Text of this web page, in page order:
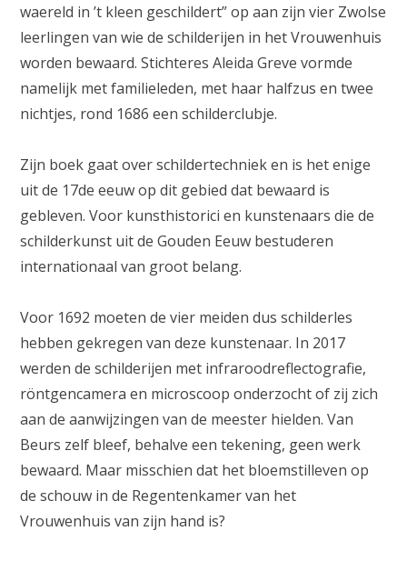
waereld in ’t kleen geschildert” op aan zijn vier Zwolse
leerlingen van wie de schilderijen in het Vrouwenhuis
worden bewaard. Stichteres Aleida Greve vormde
namelijk met familieleden, met haar halfzus en twee
nichtjes, rond 1686 een schilderclubje.
Zijn boek gaat over schildertechniek en is het enige
uit de 17de eeuw op dit gebied dat bewaard is
gebleven. Voor kunsthistorici en kunstenaars die de
schilderkunst uit de Gouden Eeuw bestuderen
internationaal van groot belang.
Voor 1692 moeten de vier meiden dus schilderles
hebben gekregen van deze kunstenaar. In 2017
werden de schilderijen met infraroodreflectografie,
röntgencamera en microscoop onderzocht of zij zich
aan de aanwijzingen van de meester hielden. Van
Beurs zelf bleef, behalve een tekening, geen werk
bewaard. Maar misschien dat het bloemstilleven op
de schouw in de Regentenkamer van het
Vrouwenhuis van zijn hand is?